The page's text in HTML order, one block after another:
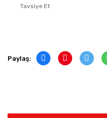
Tavsiye Et
Paylaş: